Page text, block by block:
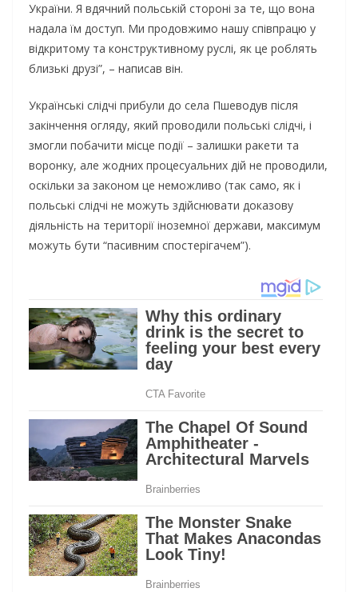
України. Я вдячний польській стороні за те, що вона
надала їм доступ. Ми продовжимо нашу співпрацю у
відкритому та конструктивному руслі, як це роблять
близькі друзі”, – написав він.
Українські слідчі прибули до села Пшеводув після
закінчення огляду, який проводили польські слідчі, і
змогли побачити місце події – залишки ракети та
воронку, але жодних процесуальних дій не проводили,
оскільки за законом це неможливо (так само, як і
польські слідчі не можуть здійснювати доказову
діяльність на території іноземної держави, максимум
можуть бути “пасивним спостерігачем”).